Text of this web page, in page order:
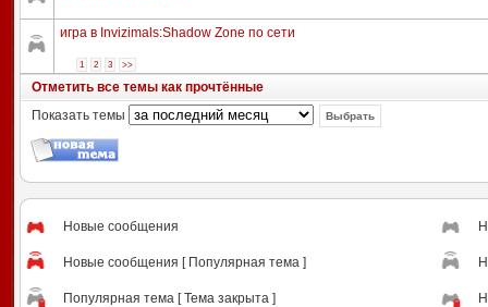
игра в Invizimals:Shadow Zone по сети
1 2 3 >>
Отметить все темы как прочтённые
Показать темы
Новые сообщения
Новые сообщения [ Популярная тема ]
Популярная тема [ Тема закрыта ]